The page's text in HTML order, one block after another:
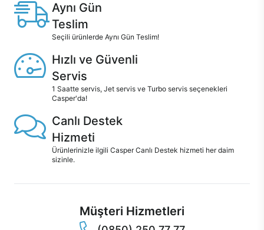
Aynı Gün
Teslim
Seçili ürünlerde Aynı Gün Teslim!
Hızlı ve Güvenli
Servis
1 Saatte servis, Jet servis ve Turbo servis seçenekleri
Casper'da!
Canlı Destek
Hizmeti
Ürünlerinizle ilgili Casper Canlı Destek hizmeti her daim
sizinle.
Müşteri Hizmetleri